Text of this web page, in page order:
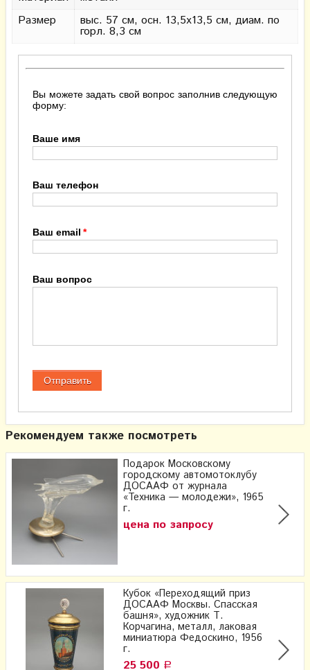
Размер
выс. 57 см, осн. 13,5х13,5 см, диам. по
горл. 8,3 см
Вы можете задать свой вопрос заполнив следующую
форму:
Ваше имя
Ваш телефон
Ваш email
Ваш вопрос
Рекомендуем также посмотреть
Подарок Московскому
городскому автомотоклубу
ДОСААФ от журнала
«Техника — молодежи», 1965
г.
цена по запросу
Кубок «Переходящий приз
ДОСААФ Москвы. Спасская
башня», художник Т.
Корчагина, металл, лаковая
миниатюра Федоскино, 1956
г.
25 500 Р